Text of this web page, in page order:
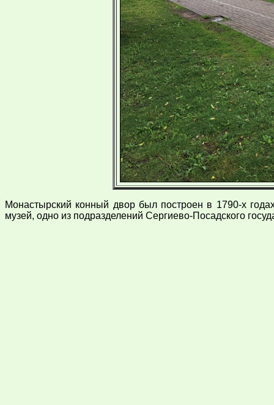
Монастырский конный двор был построен в 1790-х
музей, одно из подразделений Сергиево-Посадского